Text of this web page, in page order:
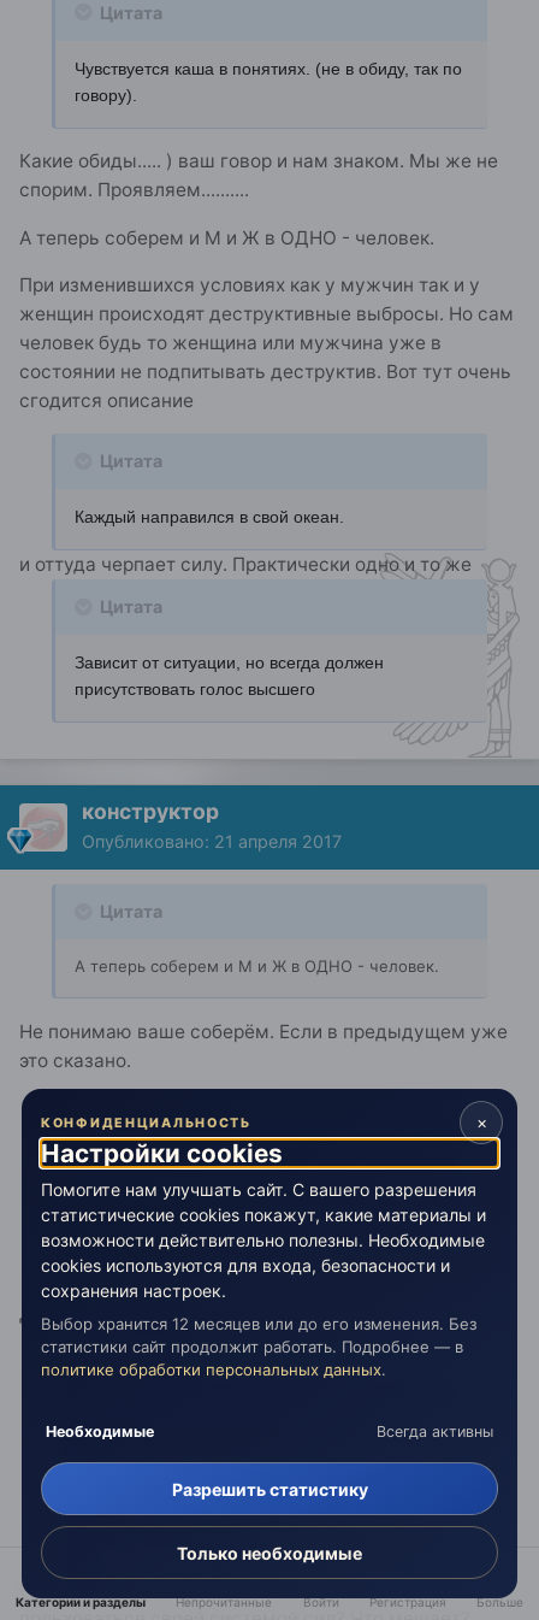
Цитата
Чувствуется каша в понятиях. (не в обиду, так по
говору).
Какие обиды..... ) ваш говор и нам знаком. Мы же не
спорим. Проявляем..........
А теперь соберем и М и Ж в ОДНО - человек.
При изменившихся условиях как у мужчин так и у
женщин происходят деструктивные выбросы. Но сам
человек будь то женщина или мужчина уже в
состоянии не подпитывать деструктив. Вот тут очень
сгодится описание
Цитата
Каждый направился в свой океан.
и оттуда черпает силу. Практически одно и то же
Цитата
Зависит от ситуации, но всегда должен
присутствовать голос высшего
конструктор
Опубликовано: 21 апреля 2017
Цитата
А теперь соберем и М и Ж в ОДНО - человек.
Не понимаю ваше соберём. Если в предыдущем уже
это сказано.
Цитата
Это система, как и (М) система сил творения и
сам человек центральный элемент пентаграммы.
Женщины имеют в себе всё что необходимо. Так
по функции разделение.
Далее по разговору.
Цитата
При изменившихся условиях как у мужчин так и у
в состоянии не подпитывать деструктив. Вот тут
очень сгодится описание
Есть большой вопрос. Способен человек
Категории и разделы Непрочитанные Войти Регистрация Больше
×
КОНФИДЕНЦИАЛЬНОСТЬ
Настройки cookies
Помогите нам улучшать сайт. С вашего разрешения
статистические cookies покажут, какие материалы и
возможности действительно полезны. Необходимые
cookies используются для входа, безопасности и
сохранения настроек.
Выбор хранится 12 месяцев или до его изменения. Без
статистики сайт продолжит работать. Подробнее — в
политике обработки персональных данных.
Необходимые Всегда активны
Разрешить статистику
Только необходимые